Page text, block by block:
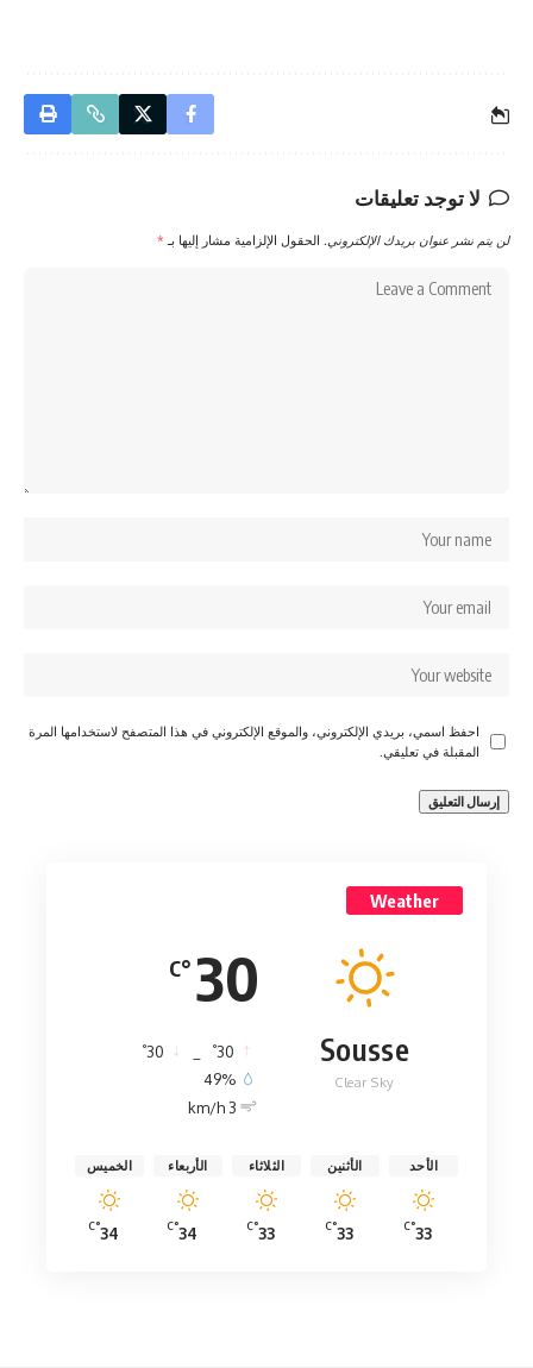
لا توجد تعليقات
لن يتم نشر عنوان بريدك الإلكتروني. الحقول الإلزامية مشار إليها بـ *
احفظ اسمي، بريدي الإلكتروني، والموقع الإلكتروني في هذا المتصفح لاستخدامها المرة
المقبلة في تعليقي.
Weather
30
°C
Sousse
Clear Sky
30
°
30
°
49%
3 km/h
الأحد
33
°C
الأثنين
33
°C
الثلاثاء
33
°C
الأربعاء
34
°C
الخميس
34
°C